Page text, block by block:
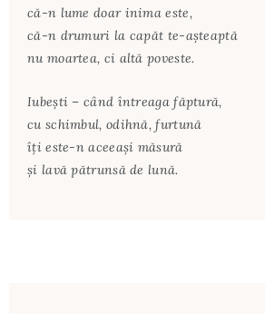
că-n lume doar inima este,
că-n drumuri la capăt te-aşteaptă
nu moartea, ci altă poveste.
Iubeşti – când întreaga făptură,
cu schimbul, odihnă, furtună
îţi este-n aceeaşi măsură
şi lavă pătrunsă de lună.